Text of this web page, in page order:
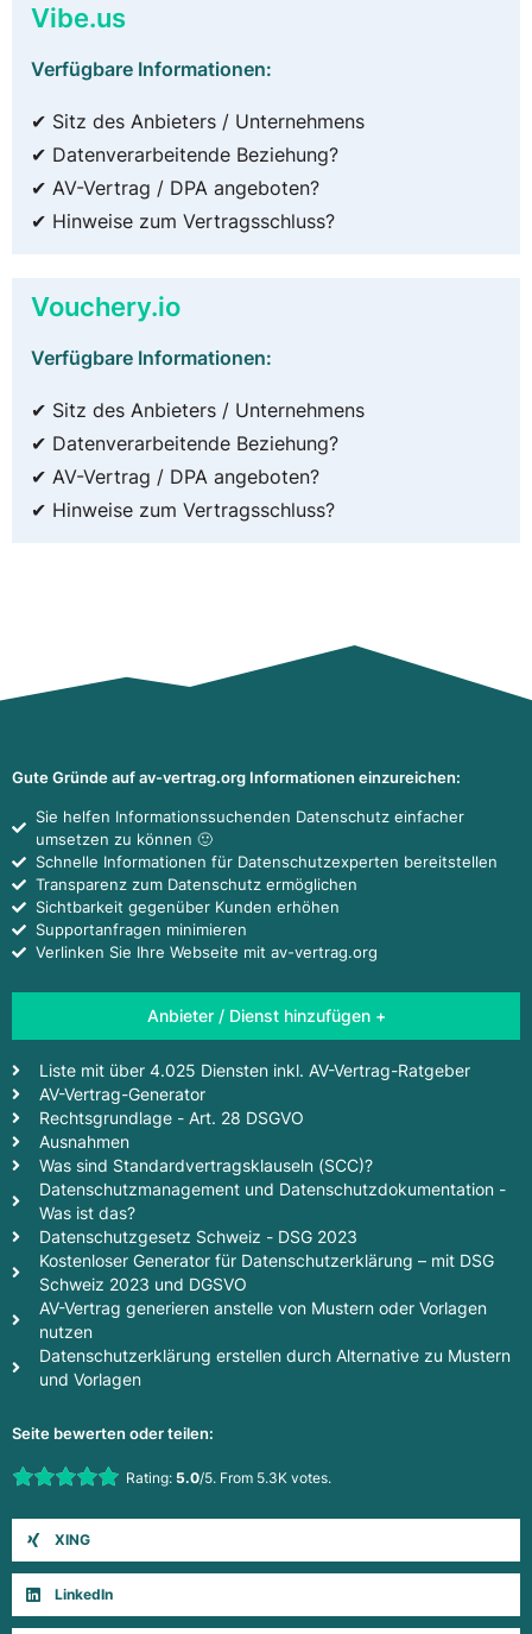
Vibe.us
Verfügbare Informationen:
✔ Sitz des Anbieters / Unternehmens
✔ Datenverarbeitende Beziehung?
✔ AV-Vertrag / DPA angeboten?
✔ Hinweise zum Vertragsschluss?
Vouchery.io
Verfügbare Informationen:
✔ Sitz des Anbieters / Unternehmens
✔ Datenverarbeitende Beziehung?
✔ AV-Vertrag / DPA angeboten?
✔ Hinweise zum Vertragsschluss?
Gute Gründe auf av-vertrag.org Informationen einzureichen:
Sie helfen Informationssuchenden Datenschutz einfacher
umsetzen zu können 🙂
Schnelle Informationen für Datenschutzexperten bereitstellen
Transparenz zum Datenschutz ermöglichen
Sichtbarkeit gegenüber Kunden erhöhen
Supportanfragen minimieren
Verlinken Sie Ihre Webseite mit av-vertrag.org
Anbieter / Dienst hinzufügen +
Liste mit über 4.025 Diensten inkl. AV-Vertrag-Ratgeber
AV-Vertrag-Generator
Rechtsgrundlage - Art. 28 DSGVO
Ausnahmen
Was sind Standardvertragsklauseln (SCC)?
Datenschutzmanagement und Datenschutzdokumentation -
Was ist das?
Datenschutzgesetz Schweiz - DSG 2023
Kostenloser Generator für Datenschutzerklärung – mit DSG
Schweiz 2023 und DGSVO
AV-Vertrag generieren anstelle von Mustern oder Vorlagen
nutzen
Datenschutzerklärung erstellen durch Alternative zu Mustern
und Vorlagen
Seite bewerten oder teilen:
Rate this item:Rating: 5.0/5. From 5.3K votes.
XING
LinkedIn